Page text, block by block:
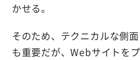
かせる。
そのため、テクニカルな側
も重要だが、Webサイトを